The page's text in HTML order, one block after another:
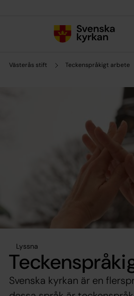
Västerås stift Teckenspråkigt arbete
Lyssna
Svenska kyrkan är en